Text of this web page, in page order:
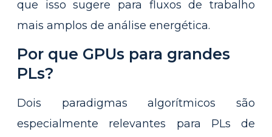
que isso sugere para fluxos de trabalho
mais amplos de análise energética.
Por que GPUs para grandes
PLs?
Dois paradigmas algorítmicos são
especialmente relevantes para PLs de